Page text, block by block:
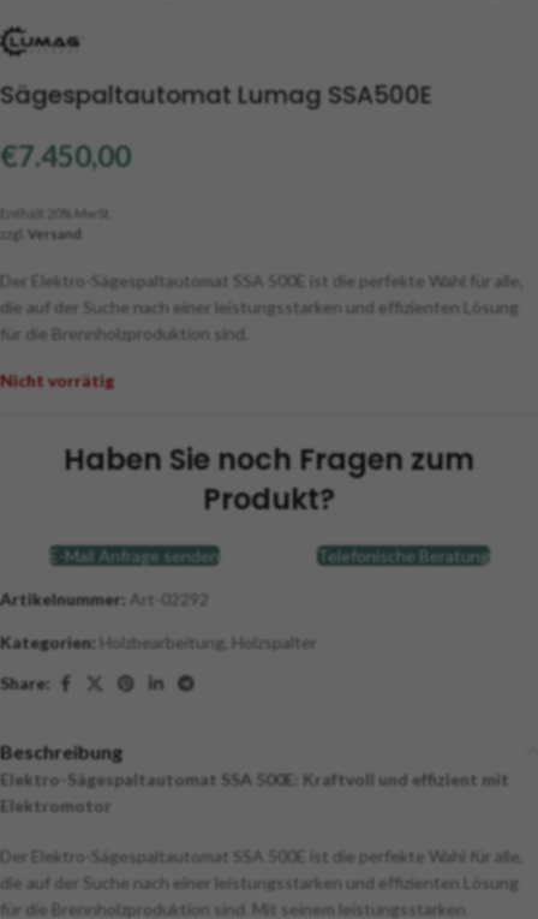
Sägespaltautomat Lumag SSA500E
€7.450,00
Enthält 20% MwSt.
zzgl. Versand
Der Elektro-Sägespaltautomat SSA 500E ist die perfekte Wahl für alle,
die auf der Suche nach einer leistungsstarken und effizienten Lösung
für die Brennholzproduktion sind.
Nicht vorrätig
Haben Sie noch Fragen zum
Produkt?
E-Mail Anfrage senden Telefonische Beratung
Artikelnummer: Art-02292
Kategorien: Holzbearbeitung Holzspalter
Share:
Beschreibung
Elektro-Sägespaltautomat SSA 500E: Kraftvoll und effizient mit
Elektromotor
Der Elektro-Sägespaltautomat SSA 500E ist die perfekte Wahl für alle,
die auf der Suche nach einer leistungsstarken und effizienten Lösung
für die Brennholzproduktion sind. Mit seinem leistungsstarken